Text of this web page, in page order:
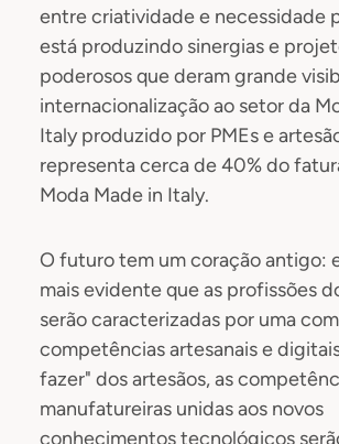
entre criatividade e necessidade
está produzindo sinergias e
poderosos que deram grande
internacionalização ao setor da
Italy produzido por PMEs e
representa cerca de 40% do
Moda Made in Italy.
O futuro tem um coração antigo:
mais evidente que as profissões
serão caracterizadas por uma
competências artesanais e
fazer" dos artesãos, as
manufatureiras unidas aos novos
conhecimentos tecnológicos